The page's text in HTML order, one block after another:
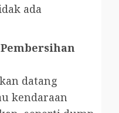
ada
datang
kendaraan